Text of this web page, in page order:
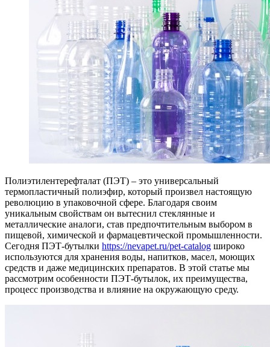
Полиэтилентерефталат (ПЭТ) – это универсальный
термопластичный полиэфир, который произвел настоящую
революцию в упаковочной сфере. Благодаря своим
уникальным свойствам он вытеснил стеклянные и
металлические аналоги, став предпочтительным выбором в
пищевой, химической и фармацевтической промышленности.
Сегодня ПЭТ-бутылки https://nevapet.ru/pet-catalog широко
используются для хранения воды, напитков, масел, моющих
средств и даже медицинских препаратов. В этой статье мы
рассмотрим особенности ПЭТ-бутылок, их преимущества,
процесс производства и влияние на окружающую среду.